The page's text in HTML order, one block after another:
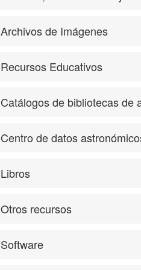
Archivos de Imágenes
Recursos Educativos
Catálogos de bibliotecas de
Centro de datos
Libros
Otros recursos
Software